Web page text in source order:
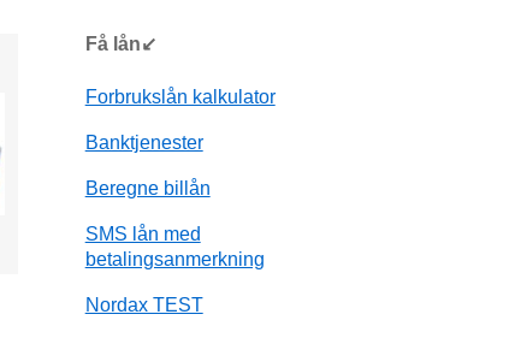
Få lån↙
Forbrukslån kalkulator
Banktjenester
Beregne billån
SMS lån med
betalingsanmerkning
Nordax TEST